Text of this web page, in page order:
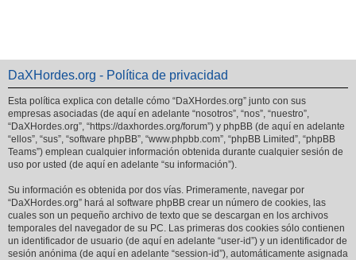
DaXHordes.org - Política de privacidad
Esta política explica con detalle cómo “DaXHordes.org” junto con sus
empresas asociadas (de aquí en adelante “nosotros”, “nos”, “nuestro”,
“DaXHordes.org”, “https://daxhordes.org/forum”) y phpBB (de aquí en adelante
“ellos”, “sus”, “software phpBB”, “www.phpbb.com”, “phpBB Limited”, “phpBB
Teams”) emplean cualquier información obtenida durante cualquier sesión de
uso por usted (de aquí en adelante “su información”).
Su información es obtenida por dos vías. Primeramente, navegar por
“DaXHordes.org” hará al software phpBB crear un número de cookies, las
cuales son un pequeño archivo de texto que se descargan en los archivos
temporales del navegador de su PC. Las primeras dos cookies sólo contienen
un identificador de usuario (de aquí en adelante “user-id”) y un identificador de
sesión anónima (de aquí en adelante “session-id”), automáticamente asignada